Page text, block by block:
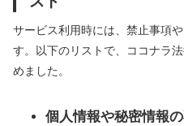
サービス利用時には、禁止事項
す。以下のリストで、ココナラ
めました。
個人情報や秘密情報